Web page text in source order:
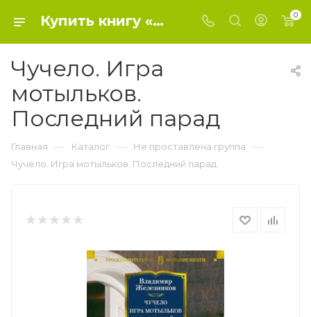
Купить книгу «Чучело. Игра мотыльков. Последний парад» 2023, Железников В. - Не проставлена группа 0
Чучело. Игра
мотыльков.
Последний парад
Главная — Каталог — Не проставлена группа —
Чучело. Игра мотыльков. Последний парад